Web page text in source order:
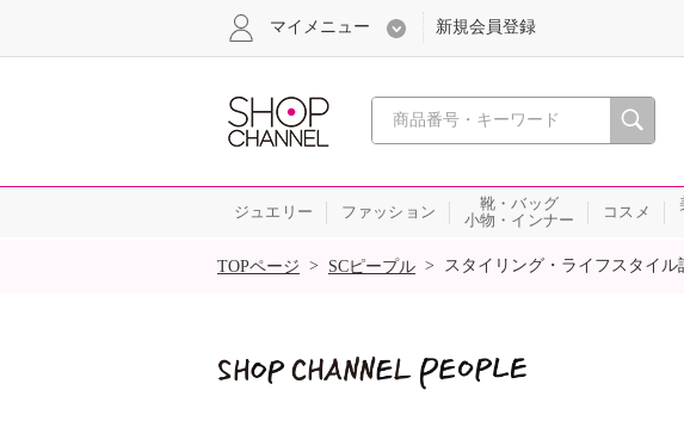
心おどる、瞬間を。通販・テ
マイメニュー 新規会員登録
ジュエリー ファッション
靴・バッグ
小物・インナー
コスメ
SALE
TOPページ > SCピープル > スタイリング・ライフスタイル